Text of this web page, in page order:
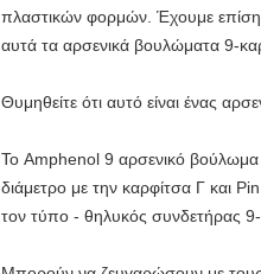
πλαστικών φορμών. Έχουμε
αυτά τα αρσενικά βουλώματα 9-
Θυμηθείτε ότι αυτό είναι ένας
Το Amphenol 9 αρσενικό βούλωμα
διάμετρο με την καρφίτσα Γ και
τον τύπο - θηλυκός συνδετήρας